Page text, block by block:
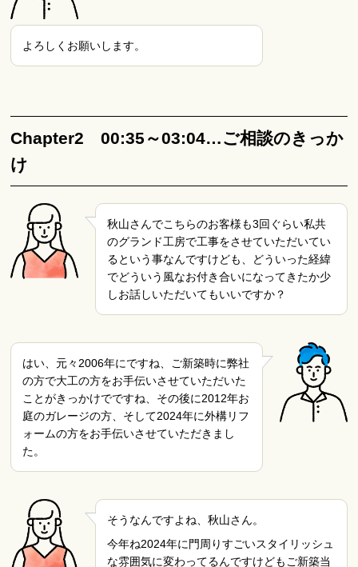
よろしくお願いします。
Chapter2 00:35～03:04…ご相談のきっか
け
秋山さんでこちらのお客様も3回ぐらい私共
のグランド工房で工事をさせていただいてい
るという事なんですけども、どういった経緯
でどういう風なお付き合いになってきたか少
しお話しいただいてもいいですか？
はい、元々2006年にですね、ご新築時に弊社
の方で大工の方をお手伝いさせていただいた
ことがきっかけでですね、その後に2012年お
庭のガレージの方、そして2024年に外構リフ
ォームの方をお手伝いさせていただきまし
た。
そうなんですよね、秋山さん。
今年ね2024年に門周りすごいスタイリッシュ
な雰囲気に変わってるんですけどもご新築当